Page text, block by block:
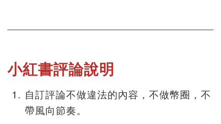
小紅書評論說明
自訂評論不做違法的內容，不做幣圈，不
帶風向節奏。